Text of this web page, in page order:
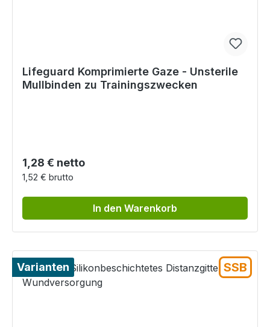
Lifeguard Komprimierte Gaze - Unsterile
Mullbinden zu Trainingszwecken
Regulärer Preis:
1,28 € netto
1,52 € brutto
In den Warenkorb
Varianten SSB